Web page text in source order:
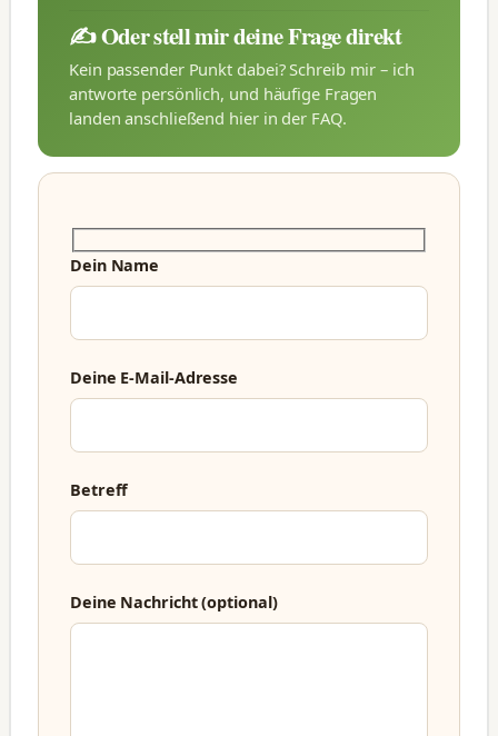
✍️ Oder stell mir deine Frage direkt
Kein passender Punkt dabei? Schreib mir – ich
antworte persönlich, und häufige Fragen
landen anschließend hier in der FAQ.
Dein Name
Deine E-Mail-Adresse
Betreff
Deine Nachricht (optional)